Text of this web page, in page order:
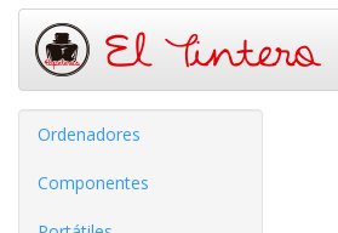
Ordenadores
Componentes